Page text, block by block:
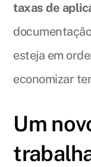
taxas de
esteja em
economizar
Um